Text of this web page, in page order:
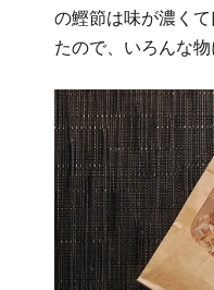
の鰹節は味が濃く
たので、いろんな